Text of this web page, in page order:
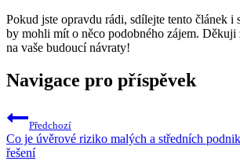
Pokud jste opravdu rádi, sdílejte tento článek i
by mohli mít o něco podobného zájem. Děkuji
na vaše budoucí návraty!
Navigace pro příspěvek
Předchozí
Co je úvěrové riziko malých a středních
řešení